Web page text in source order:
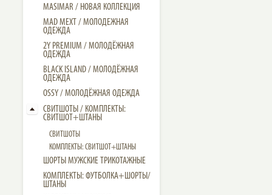
MASIMAR / НОВАЯ КОЛЛЕКЦИЯ
MAD MEXT / МОЛОДЕЖНАЯ
ОДЕЖДА
2Y PREMIUM / МОЛОДЁЖНАЯ
ОДЕЖДА
BLACK ISLAND / МОЛОДЁЖНАЯ
ОДЕЖДА
OSSY / МОЛОДЁЖНАЯ ОДЕЖДА
СВИТШОТЫ / КОМПЛЕКТЫ:
СВИТШОТ+ШТАНЫ
СВИТШОТЫ
КОМПЛЕКТЫ: СВИТШОТ+ШТАНЫ
ШОРТЫ МУЖСКИЕ ТРИКОТАЖНЫЕ
КОМПЛЕКТЫ: ФУТБОЛКА+ШОРТЫ/
ШТАНЫ